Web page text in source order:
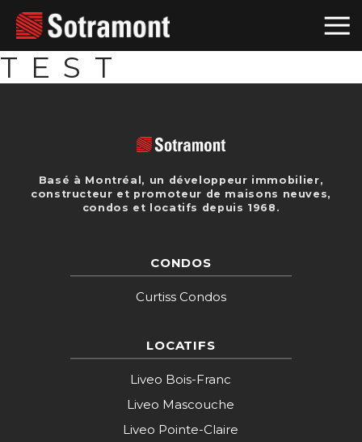
TEST
Basé à Montréal, un développeur immobilier,
constructeur et promoteur de maisons neuves,
condos et locatifs depuis 1968.
CONDOS
Curtiss Condos
LOCATIFS
Liveo Bois-Franc
Liveo Mascouche
Liveo Pointe-Claire